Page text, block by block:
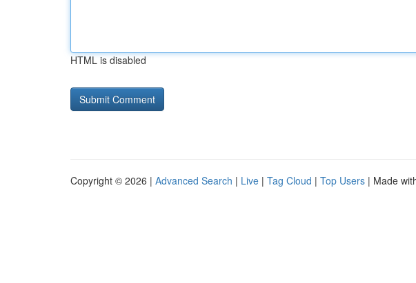
HTML is disabled
Copyright © 2026 | Advanced Search | Live | Tag Cloud | Top Users | Made